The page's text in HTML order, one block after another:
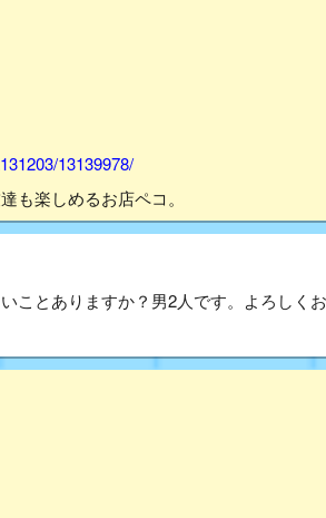
13139978/
も楽しめるお店ペコ。
ことありますか？男2人です。よろしくお